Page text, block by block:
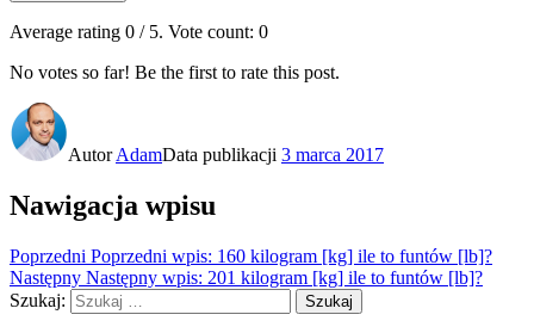
Average rating 0 / 5. Vote count: 0
No votes so far! Be the first to rate this post.
AutorAdamData publikacji 3 marca 2017
Nawigacja wpisu
Poprzedni Poprzedni wpis: 160 kilogram [kg] ile to funtów [lb]?
Następny Następny wpis: 201 kilogram [kg] ile to funtów [lb]?
Szukaj:
Szukaj